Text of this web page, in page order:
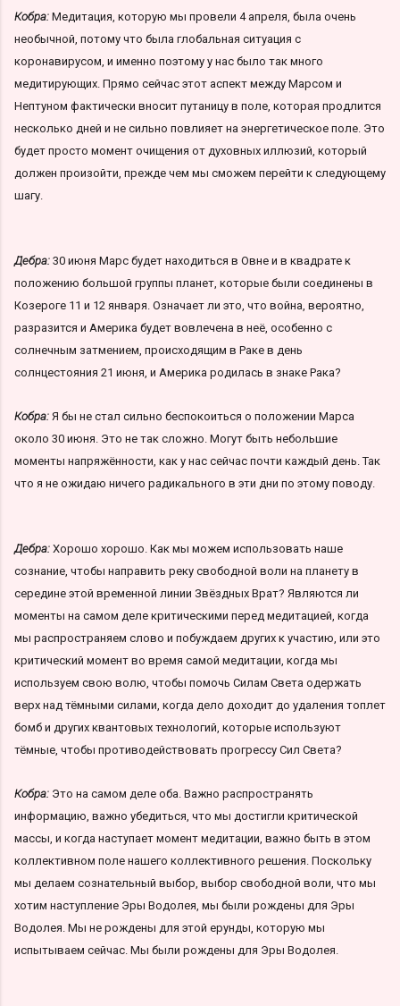
Кобра: Медитация, которую мы провели 4 апреля, была очень
необычной, потому что была глобальная ситуация с
коронавирусом, и именно поэтому у нас было так много
медитирующих. Прямо сейчас этот аспект между Марсом и
Нептуном фактически вносит путаницу в поле, которая продлится
несколько дней и не сильно повлияет на энергетическое поле. Это
будет просто момент очищения от духовных иллюзий, который
должен произойти, прежде чем мы сможем перейти к следующему
шагу.
Дебра: 30 июня Марс будет находиться в Овне и в квадрате к
положению большой группы планет, которые были соединены в
Козероге 11 и 12 января. Означает ли это, что война, вероятно,
разразится и Америка будет вовлечена в неё, особенно с
солнечным затмением, происходящим в Раке в день
солнцестояния 21 июня, и Америка родилась в знаке Рака?
Кобра: Я бы не стал сильно беспокоиться о положении Марса
около 30 июня. Это не так сложно. Могут быть небольшие
моменты напряжённости, как у нас сейчас почти каждый день. Так
что я не ожидаю ничего радикального в эти дни по этому поводу.
Дебра: Хорошо хорошо. Как мы можем использовать наше
сознание, чтобы направить реку свободной воли на планету в
середине этой временной линии Звёздных Врат? Являются ли
моменты на самом деле критическими перед медитацией, когда
мы распространяем слово и побуждаем других к участию, или это
критический момент во время самой медитации, когда мы
используем свою волю, чтобы помочь Силам Света одержать
верх над тёмными силами, когда дело доходит до удаления топлет
бомб и других квантовых технологий, которые используют
тёмные, чтобы противодействовать прогрессу Сил Света?
Кобра: Это на самом деле оба. Важно распространять
информацию, важно убедиться, что мы достигли критической
массы, и когда наступает момент медитации, важно быть в этом
коллективном поле нашего коллективного решения. Поскольку
мы делаем сознательный выбор, выбор свободной воли, что мы
хотим наступление Эры Водолея, мы были рождены для Эры
Водолея. Мы не рождены для этой ерунды, которую мы
испытываем сейчас. Мы были рождены для Эры Водолея.